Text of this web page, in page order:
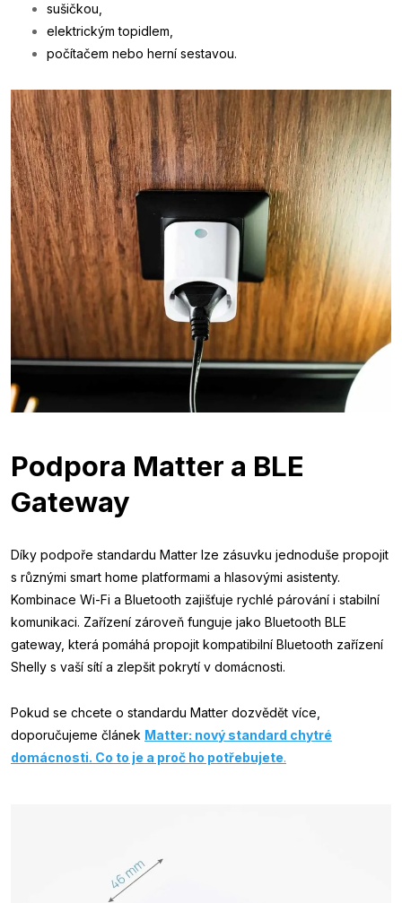
sušičkou,
elektrickým topidlem,
počítačem nebo herní sestavou.
Podpora Matter a BLE
Gateway
Díky podpoře standardu Matter lze zásuvku jednoduše propojit
s různými smart home platformami a hlasovými asistenty.
Kombinace Wi-Fi a Bluetooth zajišťuje rychlé párování i stabilní
komunikaci. Zařízení zároveň funguje jako Bluetooth BLE
gateway, která pomáhá propojit kompatibilní Bluetooth zařízení
Shelly s vaší sítí a zlepšit pokrytí v domácnosti.
Pokud se chcete o standardu Matter dozvědět více,
doporučujeme článek Matter: nový standard chytré
domácnosti. Co to je a proč ho potřebujete.